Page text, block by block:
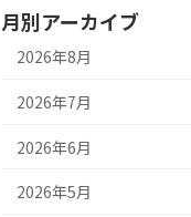
月別アーカイブ
2026年8月
2026年7月
2026年6月
2026年5月